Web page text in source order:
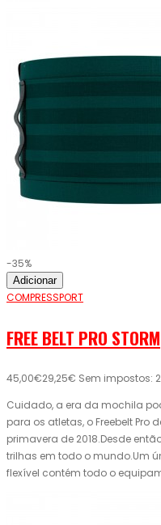
-35%
Adicionar
COMPRESSPORT
FREE BELT PRO STORM
45,00€29,25€ Sem impostos:
Cuidado, a era da mochila
para os atletas, o Freebelt
primavera de 2018.Desde
trilhas em todo o mundo.Um
flexível contém todo o